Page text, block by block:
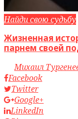
Найди свою судьбу
Жизненная
парнем своей
byМихаил
Facebook
Twitter
Google+
LinkedIn